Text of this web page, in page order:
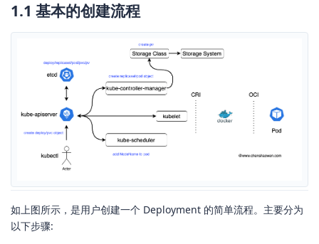
1.1 基本的创建流程
如上图所示，是用户创建一个 Deployment 的简单流程。主要分为
以下步骤: